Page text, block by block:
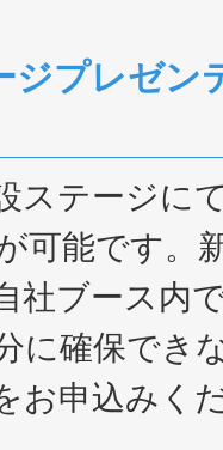
ジプレゼン
ステージに
可能です。
社ブース内
に確保でき
お申込みく